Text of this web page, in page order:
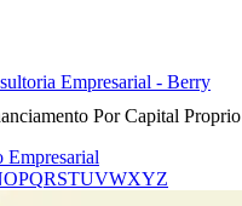
Empresarial - Berry
Por Capital Proprio
OPQRSTUVWXYZ